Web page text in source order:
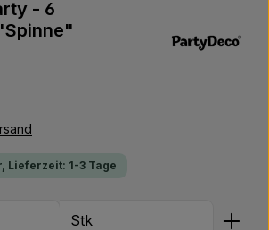
- 6
Lieferzeit: 1-3 Tage
Gib den gewünschten Wert ein
Stk